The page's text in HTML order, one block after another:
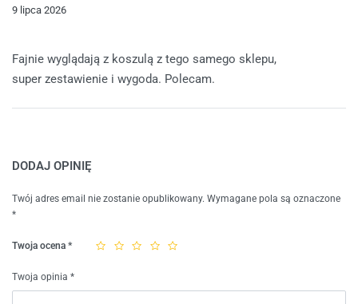
9 lipca 2026
Fajnie wyglądają z koszulą z tego samego sklepu,
super zestawienie i wygoda. Polecam.
DODAJ OPINIĘ
Twój adres email nie zostanie opublikowany. Wymagane pola są oznaczone
*
Twoja ocena *
Twoja opinia *